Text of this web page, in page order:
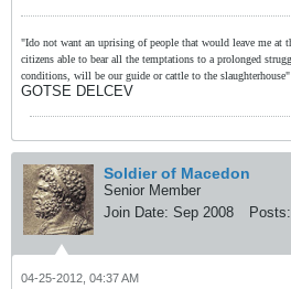
"Ido not want an uprising of people that would leave me
citizens able to bear all the temptations to a prolonged
conditions, will be our guide or cattle to the slaughterhouse"
GOTSE DELCEV
Soldier of Macedon
Senior Member
Join Date: Sep 2008 Posts:
04-25-2012, 04:37 AM